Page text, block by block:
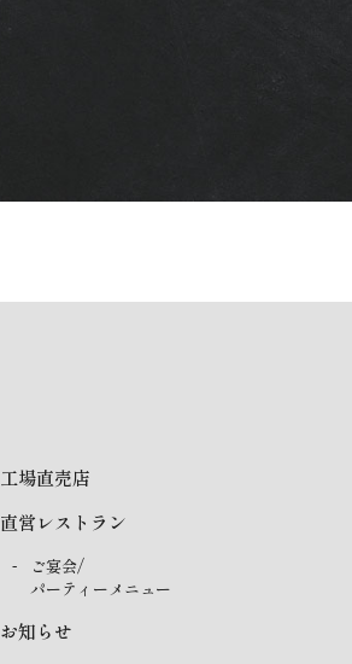
工場直売店
直営レストラン
ご宴会/
パーティーメニュー
お知らせ